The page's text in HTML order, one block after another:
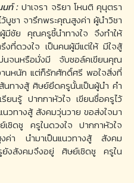
นท์ :ปาเจรา จริยา โหนติ คุนุตรา
บูชา จารึกพระคุณสูงค่า ผู้นำวิชา
มีชัย คุณครูชี้นำทางใจ จึงทำให้
ที่ดวงใจ เป็นคนผู้มีแต่ให้ มีใจสู้
จนหรือมั่งมี จับชอล์คเขียนคุณ
นหนัก แต่ก็รักศักดิ์ศรี พอใจสิ่งที่
ทางสู้ ศิษย์ยึดครูนั้นเป็นผู้นำ คำ
ยนรู้ ปากกาหัวใจ เขียนชื่อครูไว้
วทางสู้ สังคมวุ่นวาย ขอส่งใจมา
ชิดชู ครูในดวงใจ ปากกาหัวใจ
ค่า นำมาเป็นแนวทางสู้ สังคม
งสังคมจึงอยู่ ศิษย์เชิดชู ครูใน